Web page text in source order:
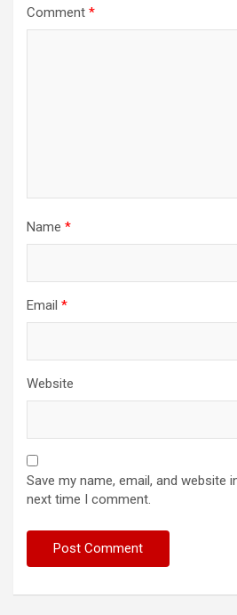
Comment *
Name *
Email *
Website
Save my name, email, and website
next time I comment.